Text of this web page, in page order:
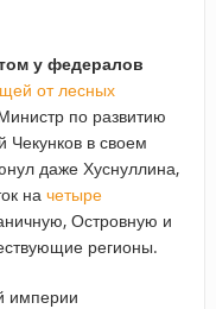
у федералов
от лесных
по развитию
Чекунков в своем
даже Хуснуллина,
на четыре
Островную и
регионы.
империи